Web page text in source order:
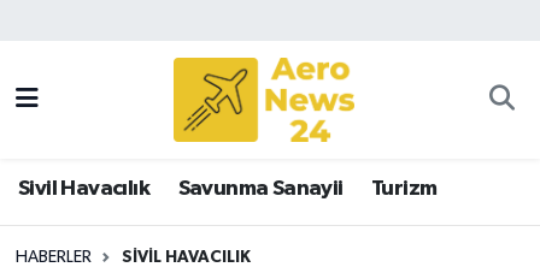
Sivil Havacılık Savunma Sanayii Turizm
HABERLER SIVIL HAVACILIK